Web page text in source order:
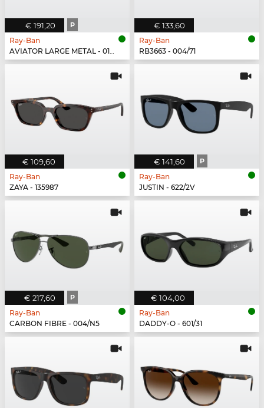
€ 191,20 P
Ray-Ban
AVIATOR LARGE METAL - 019/W3
€ 133,60
Ray-Ban
RB3663 - 004/71
€ 109,60
Ray-Ban
ZAYA - 135987
€ 141,60 P
Ray-Ban
JUSTIN - 622/2V
€ 217,60 P
Ray-Ban
CARBON FIBRE - 004/N5
€ 104,00
Ray-Ban
DADDY-O - 601/31